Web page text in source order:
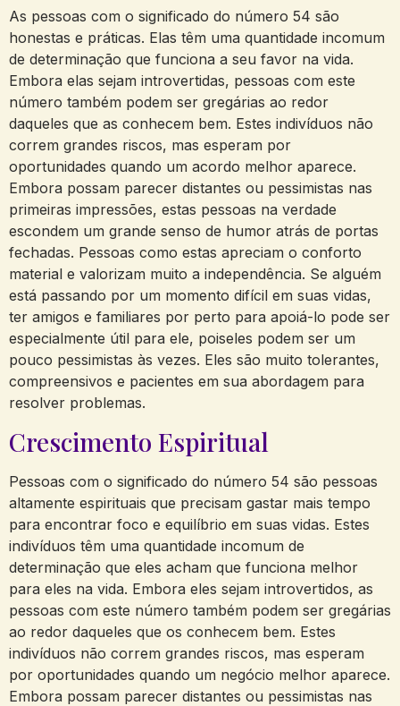
As pessoas com o significado do número 54 são
honestas e práticas. Elas têm uma quantidade incomum
de determinação que funciona a seu favor na vida.
Embora elas sejam introvertidas, pessoas com este
número também podem ser gregárias ao redor
daqueles que as conhecem bem. Estes indivíduos não
correm grandes riscos, mas esperam por
oportunidades quando um acordo melhor aparece.
Embora possam parecer distantes ou pessimistas nas
primeiras impressões, estas pessoas na verdade
escondem um grande senso de humor atrás de portas
fechadas. Pessoas como estas apreciam o conforto
material e valorizam muito a independência. Se alguém
está passando por um momento difícil em suas vidas,
ter amigos e familiares por perto para apoiá-lo pode ser
especialmente útil para ele, poiseles podem ser um
pouco pessimistas às vezes. Eles são muito tolerantes,
compreensivos e pacientes em sua abordagem para
resolver problemas.
Crescimento Espiritual
Pessoas com o significado do número 54 são pessoas
altamente espirituais que precisam gastar mais tempo
para encontrar foco e equilíbrio em suas vidas. Estes
indivíduos têm uma quantidade incomum de
determinação que eles acham que funciona melhor
para eles na vida. Embora eles sejam introvertidos, as
pessoas com este número também podem ser gregárias
ao redor daqueles que os conhecem bem. Estes
indivíduos não correm grandes riscos, mas esperam
por oportunidades quando um negócio melhor aparece.
Embora possam parecer distantes ou pessimistas nas